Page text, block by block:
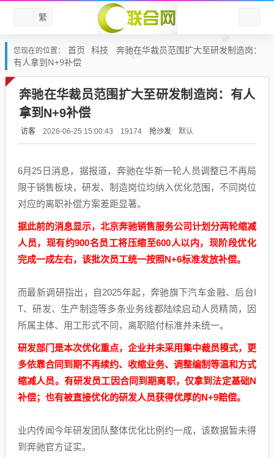
繁
您现在的位置： 首页 科技
奔驰在华裁员范围扩大至研发制造岗：
有人拿到N+9补偿
奔驰在华裁员范围扩大至研发制造岗：有人
拿到N+9补偿
访客 2026-06-25 15:00:43 19174 抢沙发 默认
6月25日消息，据报道，奔驰在华新一轮人员调整已不再局
限于销售板块，研发、制造岗位均纳入优化范围，不同岗位
对应的离职补偿方案差距显著。
据此前的消息显示，北京奔驰销售服务公司计划分两轮缩减
人员，现有约900名员工将压缩至600人以内，现阶段优化
完成一成左右，该批次员工统一按照N+6标准发放补偿。
而最新调研指出，自2025年起，奔驰旗下汽车金融、后台I
T、研发、生产制造等多条业务线都陆续启动人员精简，因
所属主体、用工形式不同，离职赔付标准并未统一。
研发部门是本次优化重点，企业并未采用集中裁员模式，更
多依靠合同到期不再续约、收缩业务、调整编制等温和方式
缩减人员。有研发员工因合同到期离职，仅拿到法定基础N
补偿；也有被直接优化的研发人员获得优厚的N+9赔偿。
业内传闻今年研发团队整体优化比例约一成，该数据暂未得
到奔驰官方证实。